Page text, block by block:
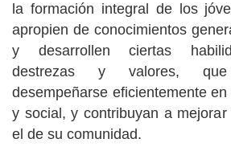
la formación integral de los
apropien de conocimientos
y desarrollen ciertas
destrezas y valores,
desempeñarse eficientemente
y social, y contribuyan a
el de su comunidad.